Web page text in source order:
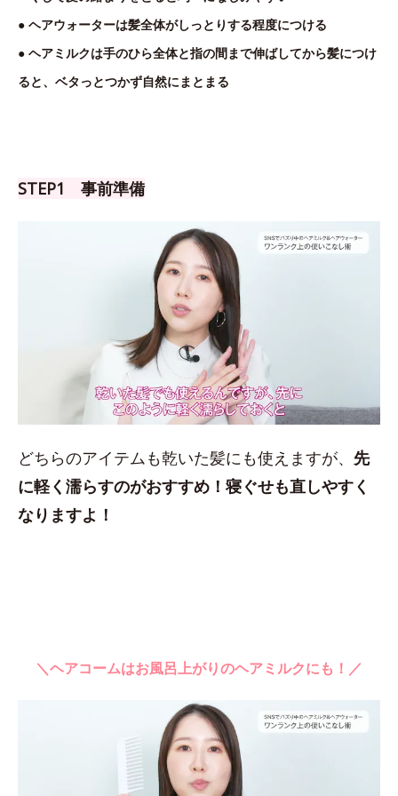
● ヘアウォーターは髪全体がしっとりする程度につける
● ヘアミルクは手のひら全体と指の間まで伸ばしてから髪につけ
ると、ベタっとつかず自然にまとまる
STEP1 事前準備
どちらのアイテムも乾いた髪にも使えますが、 先
に軽く濡らすのがおすすめ！寝ぐせも直しやすく
なりますよ！
＼ヘアコームはお風呂上がりのヘアミルクにも！／